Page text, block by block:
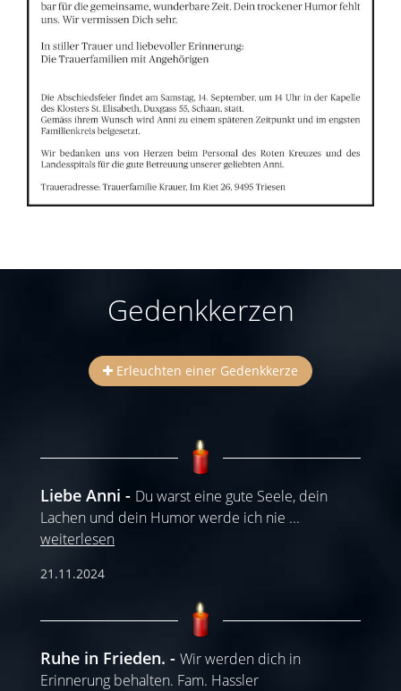
Gedenkkerzen
Erleuchten einer Gedenkkerze
Liebe Anni
Du warst eine gute Seele, dein
Lachen und dein Humor werde ich nie ...
weiterlesen
21.11.2024
Ruhe in Frieden.
Wir werden dich in
Erinnerung behalten. Fam. Hassler